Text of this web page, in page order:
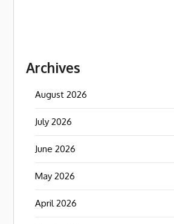
Archives
August 2026
July 2026
June 2026
May 2026
April 2026